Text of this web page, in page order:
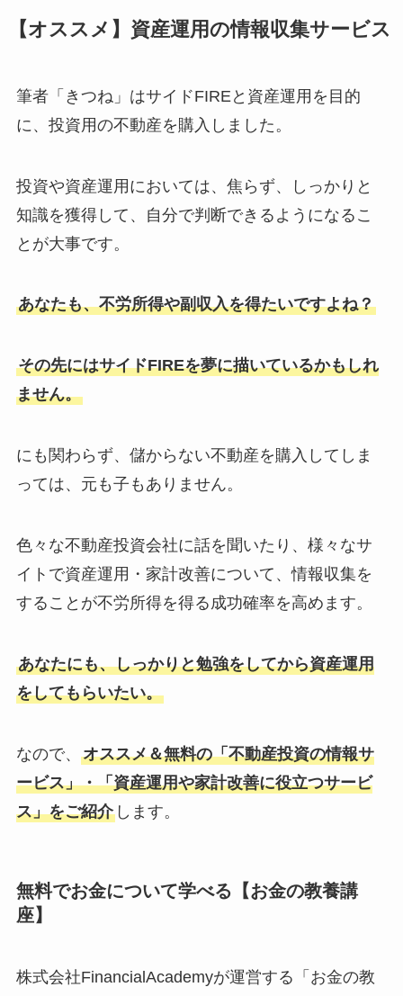
【オススメ】資産運用の情報収集サービス
筆者「きつね」はサイドFIREと資産運用を目的
に、投資用の不動産を購入しました。
投資や資産運用においては、焦らず、しっかりと
知識を獲得して、自分で判断できるようになるこ
とが大事です。
あなたも、不労所得や副収入を得たいですよね？
その先にはサイドFIREを夢に描いているかもしれ
ません。
にも関わらず、儲からない不動産を購入してしま
っては、元も子もありません。
色々な不動産投資会社に話を聞いたり、様々なサ
イトで資産運用・家計改善について、情報収集を
することが不労所得を得る成功確率を高めます。
あなたにも、しっかりと勉強をしてから資産運用
をしてもらいたい。
なので、 オススメ＆無料の「不動産投資の情報サ
ービス」・「資産運用や家計改善に役立つサービ
ス」をご紹介します。
無料でお金について学べる【お金の教養講
座】
株式会社FinancialAcademyが運営する「お金の教